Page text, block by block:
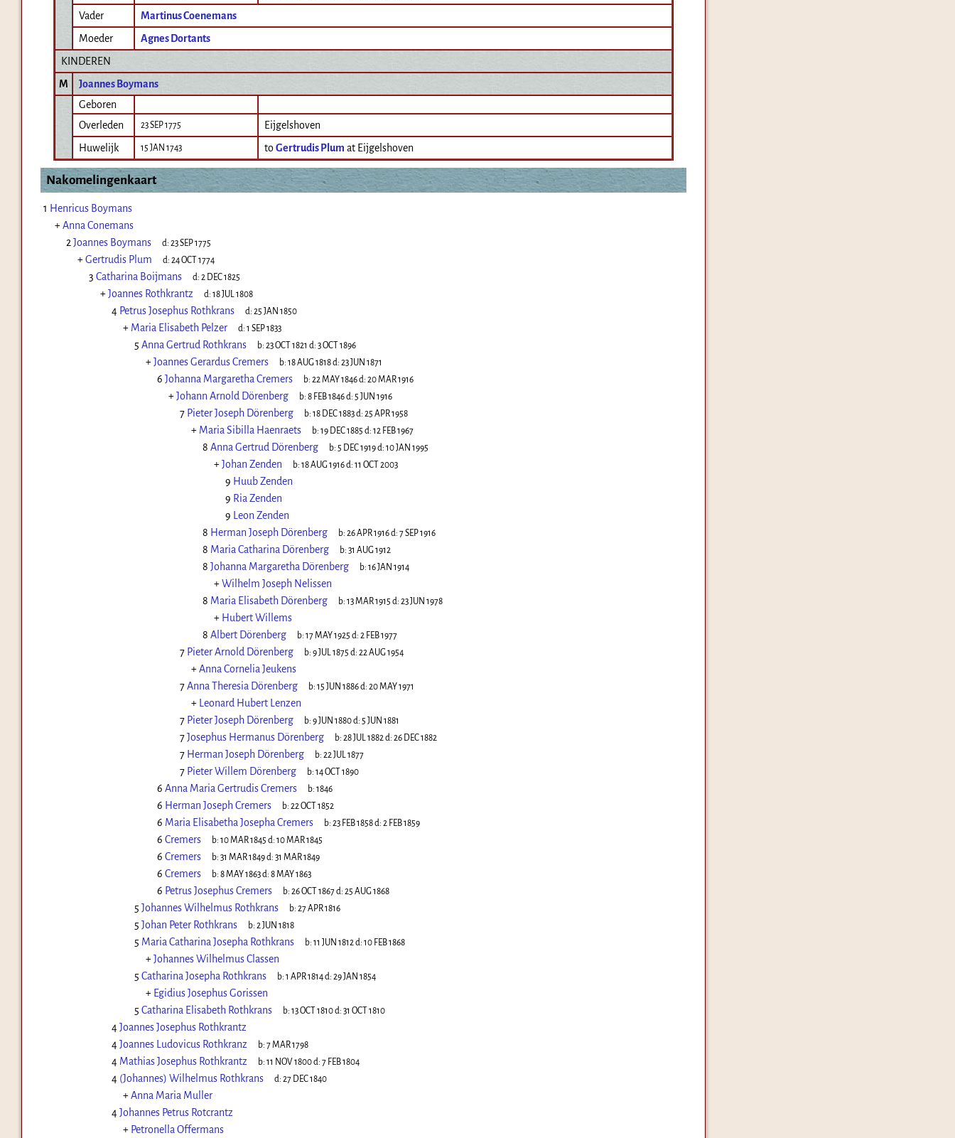
Vader
Martinus Coenemans
Moeder
Agnes Dortants
KINDEREN
M
Joannes Boymans
Geboren
Overleden
23 SEP 1775
Eijgelshoven
Huwelijk
15 JAN 1743 toGertrudis Plum at Eijgelshoven
Nakomelingenkaart
1 Henricus Boymans
+Anna Conemans
2 Joannes Boymans d: 23 SEP 1775
+Gertrudis Plum d: 24 OCT 1774
3 Catharina Boijmans d: 2 DEC 1825
+Joannes Rothkrantz d: 18 JUL 1808
4 Petrus Josephus Rothkrans d: 25 JAN 1850
+ Maria Elisabeth Pelzer d: 1 SEP 1833
5 Anna Gertrud Rothkrans b: 23 OCT 1821 d: 3 OCT 1896
+Joannes Gerardus Cremers b: 18 AUG 1818d: 23 JUN 1871
6 Johanna Margaretha Cremers b: 22 MAY 1846d: 20 MAR 1916
+Johann Arnold Dörenberg b: 8 FEB 1846d: 5 JUN 1916
7 Pieter Joseph Dörenberg b: 18 DEC 1883d: 25 APR 1958
+ Maria Sibilla Haenraets b: 19 DEC 1885 d: 12 FEB 1967
8 Anna Gertrud Dörenberg b: 5 DEC 1919d: 10 JAN 1995
+Johan Zenden b: 18 AUG 1916d: 11 OCT 2003
9 Huub Zenden
9 Ria Zenden
9
Leon Zenden
8 Herman Joseph Dörenberg b: 26 APR 1916d: 7 SEP 1916
8 Maria Catharina Dörenberg b: 31 AUG 1912
8 Johanna Margaretha Dörenberg b: 16 JAN 1914
+Wilhelm Joseph Nelissen
8 Maria Elisabeth Dörenberg b: 13 MAR 1915 d: 23 JUN 1978
+ Hubert Willems
8 Albert Dörenberg b: 17 MAY 1925 d: 2 FEB 1977
7 Pieter Arnold Dörenberg b: 9 JUL 1875 d: 22 AUG 1954
+Anna Cornelia Jeukens
7Anna Theresia Dörenberg b: 15 JUN 1886d: 20 MAY 1971
+
Leonard Hubert Lenzen
7 Pieter Joseph Dörenberg b: 9 JUN 1880d: 5 JUN 1881
7Josephus Hermanus Dörenberg b: 28 JUL 1882d: 26 DEC 1882
7 Herman Joseph Dörenberg b: 22 JUL 1877
7 Pieter Willem Dörenberg b: 14 OCT 1890
6 Anna Maria Gertrudis Cremers b: 1846
6 Herman Joseph Cremers b: 22 OCT 1852
6 Maria Elisabetha Josepha Cremers b: 23 FEB 1858d: 2 FEB 1859
6 Cremers b: 10 MAR 1845 d: 10 MAR 1845
6 Cremers b: 31 MAR 1849d: 31 MAR 1849
6 Cremers b: 8 MAY 1863d: 8 MAY 1863
6 Petrus Josephus Cremers b: 26 OCT 1867d: 25 AUG 1868
5 Johannes Wilhelmus Rothkrans b: 27 APR 1816
5 Johan Peter Rothkrans b: 2 JUN 1818
5 Maria Catharina Josepha Rothkrans b: 11 JUN 1812d: 10 FEB 1868
+Johannes Wilhelmus Classen
5 Catharina Josepha Rothkrans b: 1 APR 1814d: 29 JAN 1854
+ Egidius Josephus Gorissen
5 Catharina Elisabeth Rothkrans b: 13 OCT 1810d: 31 OCT 1810
4Joannes Josephus Rothkrantz
4Joannes Ludovicus Rothkranz b: 7 MAR 1798
4 Mathias Josephus Rothkrantz b: 11 NOV 1800d: 7 FEB 1804
4 (Johannes) Wilhelmus Rothkrans d: 27 DEC 1840
+Anna Maria Muller
4Johannes Petrus Rotcrantz
+ Petronella Offermans